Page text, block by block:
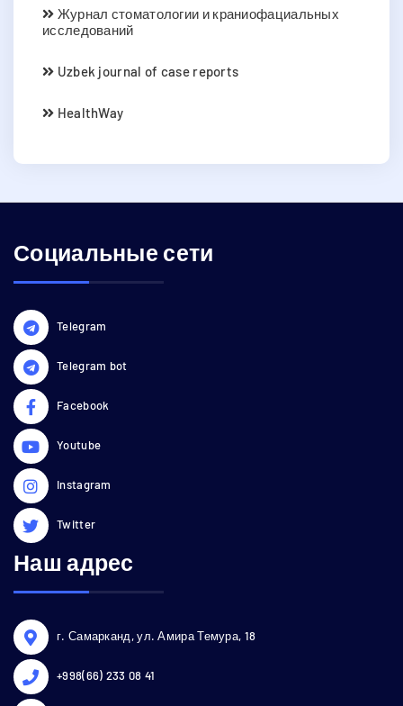
Журнал стоматологии и краниофациальных
исследований
Uzbek journal of case reports
HealthWay
Социальные сети
Telegram
Telegram bot
Facebook
Youtube
Instagram
Twitter
Наш адрес
г. Самарканд, ул. Амира Темура, 18
+998(66) 233 08 41